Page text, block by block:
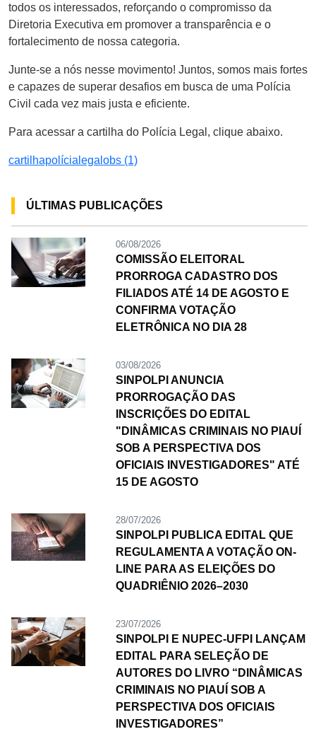
todos os interessados, reforçando o compromisso da
Diretoria Executiva em promover a transparência e o
fortalecimento de nossa categoria.
Junte-se a nós nesse movimento! Juntos, somos mais fortes
e capazes de superar desafios em busca de uma Polícia
Civil cada vez mais justa e eficiente.
Para acessar a cartilha do Polícia Legal, clique abaixo.
cartilhapolícialegalobs (1)
ÚLTIMAS PUBLICAÇÕES
06/08/2026
COMISSÃO ELEITORAL
PRORROGA CADASTRO DOS
FILIADOS ATÉ 14 DE AGOSTO E
CONFIRMA VOTAÇÃO
ELETRÔNICA NO DIA 28
03/08/2026
SINPOLPI ANUNCIA
PRORROGAÇÃO DAS
INSCRIÇÕES DO EDITAL
"DINÂMICAS CRIMINAIS NO PIAUÍ
SOB A PERSPECTIVA DOS
OFICIAIS INVESTIGADORES" ATÉ
15 DE AGOSTO
28/07/2026
SINPOLPI PUBLICA EDITAL QUE
REGULAMENTA A VOTAÇÃO ON-
LINE PARA AS ELEIÇÕES DO
QUADRIÊNIO 2026–2030
23/07/2026
SINPOLPI E NUPEC-UFPI LANÇAM
EDITAL PARA SELEÇÃO DE
AUTORES DO LIVRO “DINÂMICAS
CRIMINAIS NO PIAUÍ SOB A
PERSPECTIVA DOS OFICIAIS
INVESTIGADORES”